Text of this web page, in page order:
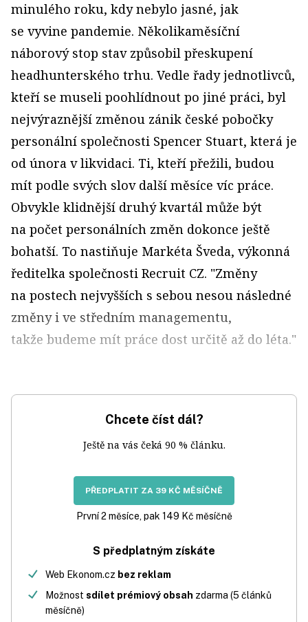
minulého roku, kdy nebylo jasné, jak
se vyvine pandemie. Několikaměsíční
náborový stop stav způsobil přeskupení
headhunterského trhu. Vedle řady jednotlivců,
kteří se museli poohlídnout po jiné práci, byl
nejvýraznější změnou zánik české pobočky
personální společnosti Spencer Stuart, která je
od února v likvidaci. Ti, kteří přežili, budou
mít podle svých slov další měsíce víc práce.
Obvykle klidnější druhý kvartál může být
na počet personálních změn dokonce ještě
bohatší. To nastiňuje Markéta Šveda, výkonná
ředitelka společnosti Recruit CZ. "Změny
na postech nejvyšších s sebou nesou následné
změny i ve středním managementu,
takže budeme mít práce dost určitě až do léta."
Chcete číst dál?
Ještě na vás čeká 90 % článku.
PŘEDPLATIT ZA 39 KČ MĚSÍČNĚ
První 2 měsíce, pak 149 Kč měsíčně
S předplatným získáte
Web Ekonom.cz bez reklam
Možnost sdílet prémiový obsah zdarma (5 článků
měsíčně)